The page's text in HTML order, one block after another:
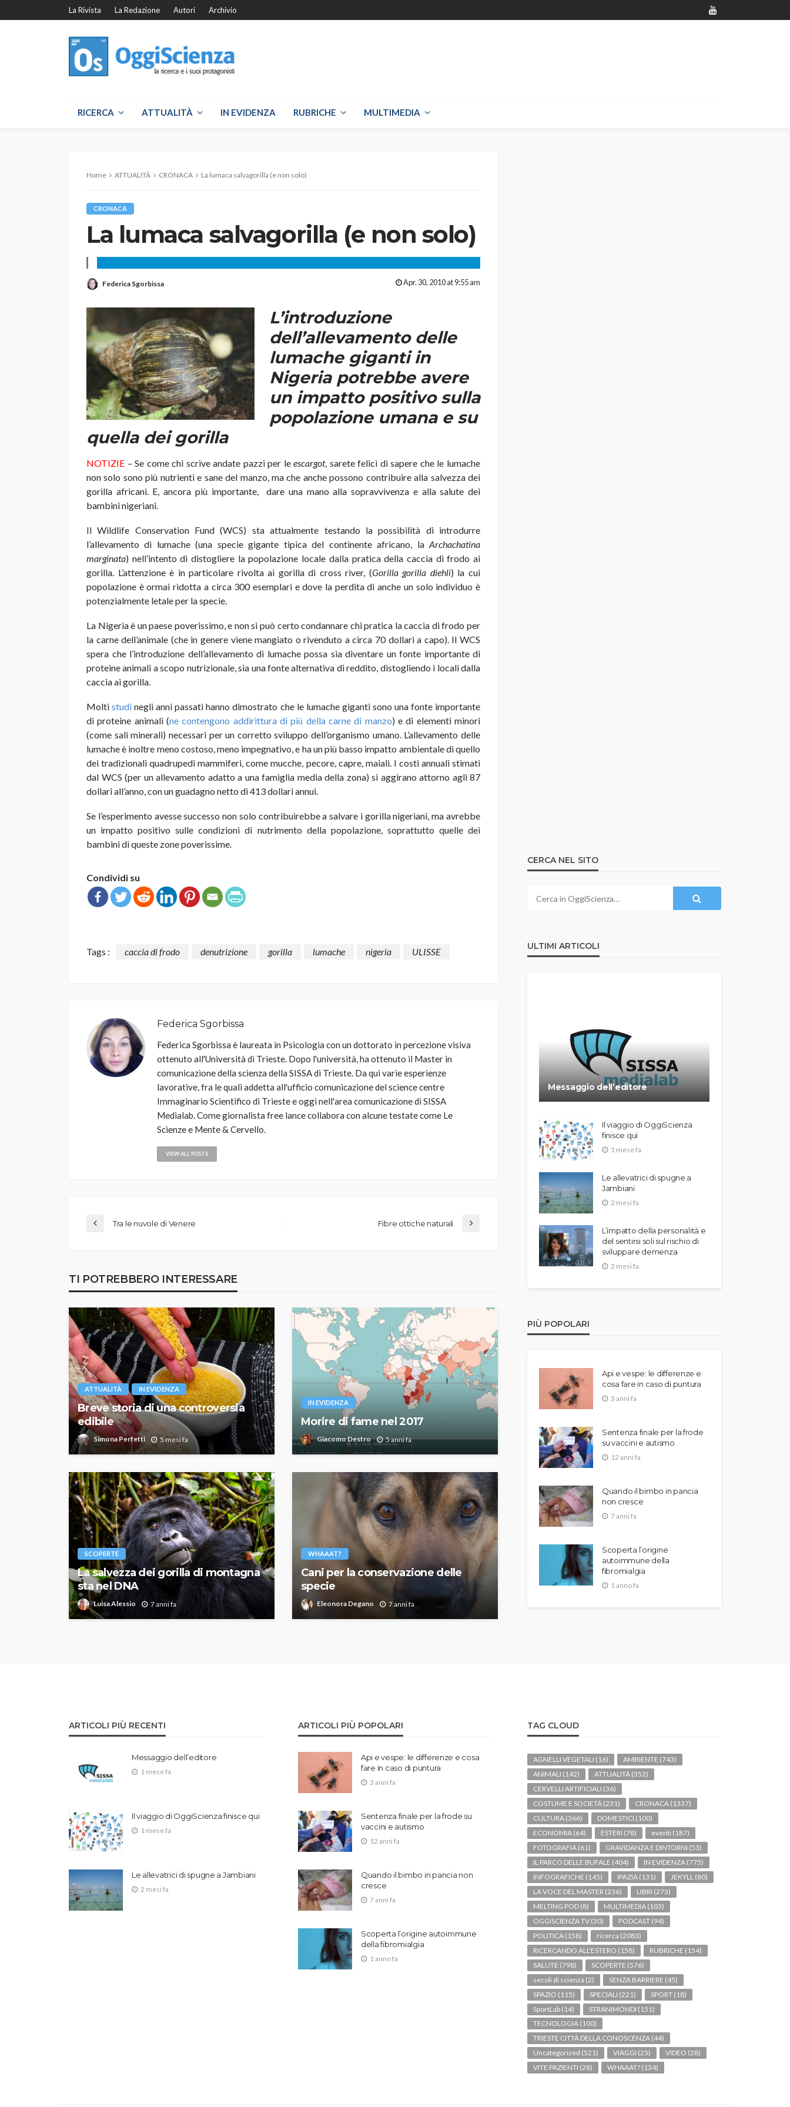
La Rivista La Redazione Autori Archivio
RICERCA ATTUALITÀ IN EVIDENZA RUBRICHE MULTIMEDIA
Home ATTUALITÀ CRONACA La lumaca salvagorilla (e non solo)
CRONACA
La lumaca salvagorilla (e non solo)
Federica Sgorbissa Apr. 30, 2010 at 9:55 am
L’introduzione
dell’allevamento delle
lumache giganti in
Nigeria potrebbe avere
un impatto positivo sulla
popolazione umana e su
quella dei gorilla
NOTIZIE – Se come chi scrive andate pazzi per leescargot, sarete felici di sapere che le lumache
non solo sono più nutrienti e sane del manzo, ma che anche possono contribuire alla salvezza dei
gorilla africani. E, ancora più importante, dare una mano alla sopravvivenza e alla salute dei
bambini nigeriani.
Il Wildlife Conservation Fund (WCS) sta attualmente testando la possibilità di introdurre
l’allevamento di lumache (una specie gigante tipica del continente africano, la Archachatina
marginata) nell’intento di distogliere la popolazione locale dalla pratica della caccia di frodo ai
gorilla. L’attenzione è in particolare rivolta ai gorilla di cross river, (Gorilla gorilla diehli) la cui
popolazione è ormai ridotta a circa 300 esemplari e dove la perdita di anche un solo individuo è
potenzialmente letale per la specie.
La Nigeria è un paese poverissimo, e non si può certo condannare chi pratica la caccia di frodo per
la carne dell’animale (che in genere viene mangiato o rivenduto a circa 70 dollari a capo). Il WCS
spera che l’introduzione dell’allevamento di lumache possa sia diventare un fonte importante di
proteine animali a scopo nutrizionale, sia una fonte alternativa di reddito, distogliendo i locali dalla
caccia ai gorilla.
Molti studinegli anni passati hanno dimostrato che le lumache giganti sono una fonte importante
di proteine animali (ne contengono addirittura di più della carne di manzo) e di elementi minori
(come sali minerali) necessari per un corretto sviluppo dell’organismo umano. L’allevamento delle
lumache è inoltre meno costoso, meno impegnativo, e ha un più basso impatto ambientale di quello
dei tradizionali quadrupedi mammiferi, come mucche, pecore, capre, maiali. I costi annuali stimati
dal WCS (per un allevamento adatto a una famiglia media della zona) si aggirano attorno agli 87
dollari all’anno, con un guadagno netto di 413 dollari annui.
Se l’esperimento avesse successo non solo contribuirebbe a salvare i gorilla nigeriani, ma avrebbe
un impatto positivo sulle condizioni di nutrimento della popolazione, soprattutto quelle dei
bambini di queste zone poverissime.
Condividi su
Tags : caccia di frodo denutrizione gorilla lumache nigeria ULISSE
Federica Sgorbissa
Federica Sgorbissa è laureata in Psicologia con un dottorato in percezione visiva
ottenuto all'Università di Trieste. Dopo l'università, ha ottenuto il Master in
comunicazione della scienza della SISSA di Trieste. Da qui varie esperienze
lavorative, fra le quali addetta all'ufficio comunicazione del science centre
Immaginario Scientifico di Trieste e oggi nell'area comunicazione di SISSA
Medialab. Come giornalista free lance collabora con alcune testate come Le
Scienze e Mente & Cervello.
VIEW ALL POSTS
Tra le nuvole di Venere Fibre ottiche naturali
TI POTREBBERO INTERESSARE
ATTUALITÀ IN EVIDENZA
Breve storia di una controversia
edibile
Simona Perfetti 5 mesi fa
IN EVIDENZA
Morire di fame nel 2017
Giacomo Destro 5 anni fa
SCOPERTE
La salvezza dei gorilla di montagna
sta nel DNA
Luisa Alessio 7 anni fa
WHAAAT?
Cani per la conservazione delle
specie
Eleonora Degano 7 anni fa
CERCA NEL SITO
ULTIMI ARTICOLI
Messaggio dell’editore
Il viaggio di OggiScienza
finisce qui
1 mese fa
Le allevatrici di spugne a
Jambiani
2 mesi fa
L’impatto della personalità e
del sentirsi soli sul rischio di
sviluppare demenza
2 mesi fa
PIÙ POPOLARI
Api e vespe: le differenze e
cosa fare in caso di puntura
3 anni fa
Sentenza finale per la frode
su vaccini e autismo
12 anni fa
Quando il bimbo in pancia
non cresce
7 anni fa
Scoperta l’origine
autoimmune della
fibromialgia
1 anno fa
ARTICOLI PIÙ RECENTI
Messaggio dell’editore
1 mese fa
Il viaggio di OggiScienza finisce qui
1 mese fa
Le allevatrici di spugne a Jambiani
2 mesi fa
ARTICOLI PIÙ POPOLARI
Api e vespe: le differenze e cosa
fare in caso di puntura
3 anni fa
Sentenza finale per la frode su
vaccini e autismo
12 anni fa
Quando il bimbo in pancia non
cresce
7 anni fa
Scoperta l’origine autoimmune
della fibromialgia
1 anno fa
TAG CLOUD
AGNELLI VEGETALI (16) AMBIENTE (743)
ANIMALI (142) ATTUALITÀ (352)
CERVELLI ARTIFICIALI (36)
COSTUME E SOCIETÀ (231) CRONACA (1337)
CULTURA (366) DOMESTICI (100)
ECONOMIA (64) ESTERI (78) eventi (187)
FOTOGRAFIA (61) GRAVIDANZA E DINTORNI (53)
IL PARCO DELLE BUFALE (404) IN EVIDENZA (775)
INFOGRAFICHE (145) IPAZIA (131) JEKYLL (80)
LA VOCE DEL MASTER (236) LIBRI (273)
MELTING POD (8) MULTIMEDIA (103)
OGGISCIENZA TV (30) PODCAST (94)
POLITICA (158) ricerca (2083)
RICERCANDO ALL'ESTERO (158) RUBRICHE (154)
SALUTE (798) SCOPERTE (576)
secoli di scienza (2) SENZA BARRIERE (45)
SPAZIO (115) SPECIALI (221) SPORT (18)
SportLab (14) STRANIMONDI (151)
TECNOLOGIA (100)
TRIESTE CITTÀ DELLA CONOSCENZA (44)
Uncategorized (521) VIAGGI (25) VIDEO (28)
VITE PAZIENTI (28) WHAAAT? (134)